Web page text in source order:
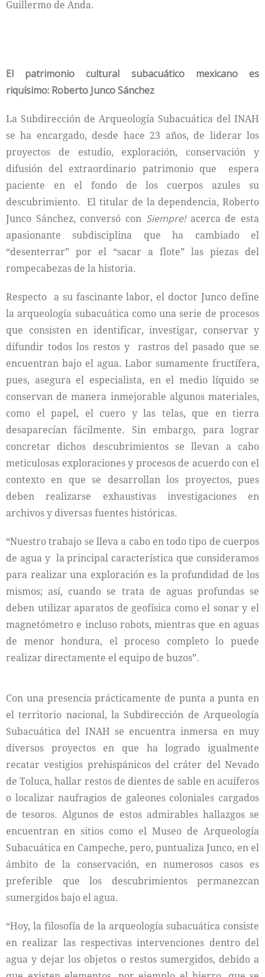
Guillermo de Anda.
El patrimonio cultural subacuático mexicano es
riquísimo: Roberto Junco Sánchez
La Subdirección de Arqueología Subacuática del INAH
se ha encargado, desde hace 23 años, de liderar los
proyectos de estudio, exploración, conservación y
difusión del extraordinario patrimonio que espera
paciente en el fondo de los cuerpos azules su
descubrimiento. El titular de la dependencia, Roberto
Junco Sánchez, conversó con Siempre!acerca de esta
apasionante subdisciplina que ha cambiado el
“desenterrar” por el “sacar a flote” las piezas del
rompecabezas de la historia.
Respecto a su fascinante labor, el doctor Junco define
la arqueología subacuática como una serie de procesos
que consisten en identificar, investigar, conservar y
difundir todos los restos y rastros del pasado que se
encuentran bajo el agua. Labor sumamente fructífera,
pues, asegura el especialista, en el medio líquido se
conservan de manera inmejorable algunos materiales,
como el papel, el cuero y las telas, que en tierra
desaparecían fácilmente. Sin embargo, para lograr
concretar dichos descubrimientos se llevan a cabo
meticulosas exploraciones y procesos de acuerdo con el
contexto en que se desarrollan los proyectos, pues
deben realizarse exhaustivas investigaciones en
archivos y diversas fuentes históricas.
“Nuestro trabajo se lleva a cabo en todo tipo de cuerpos
de agua y la principal característica que consideramos
para realizar una exploración es la profundidad de los
mismos; así, cuando se trata de aguas profundas se
deben utilizar aparatos de geofísica como el sonar y el
magnetómetro e incluso robots, mientras que en aguas
de menor hondura, el proceso completo lo puede
realizar directamente el equipo de buzos”.
Con una presencia prácticamente de punta a punta en
el territorio nacional, la Subdirección de Arqueología
Subacuática del INAH se encuentra inmersa en muy
diversos proyectos en que ha logrado igualmente
recatar vestigios prehispánicos del cráter del Nevado
de Toluca, hallar restos de dientes de sable en acuíferos
o localizar naufragios de galeones coloniales cargados
de tesoros. Algunos de estos admirables hallazgos se
encuentran en sitios como el Museo de Arqueología
Subacuática en Campeche, pero, puntualiza Junco, en el
ámbito de la conservación, en numerosos casos es
preferible que los descubrimientos permanezcan
sumergidos bajo el agua.
“Hoy, la filosofía de la arqueología subacuática consiste
en realizar las respectivas intervenciones dentro del
agua y dejar los objetos o restos sumergidos, debido a